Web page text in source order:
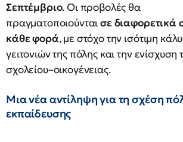
Σεπτέμβριο. Οι προβολές θα
πραγματοποιούνταισε διαφορετικά
κάθε φορά, με στόχο την ισότιμη
γειτονιών της πόλης και την
σχολείου–οικογένειας.
Μια νέα αντίληψη για τη σχέση
εκπαίδευσης